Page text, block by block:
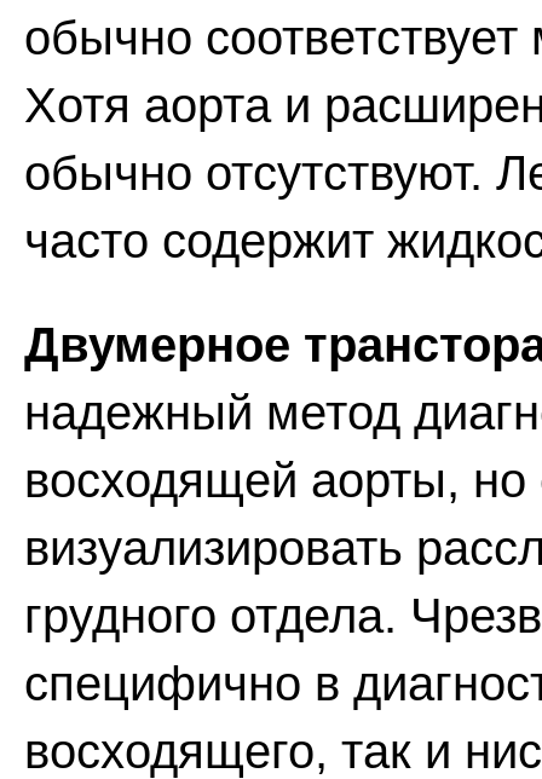
обычно
Хотя аорта и
обычно отсутствуют.
часто содержит
Двумерное
надежный метод
восходящей аорты, но
визуализировать
грудного отдела.
специфично в
восходящего, так и